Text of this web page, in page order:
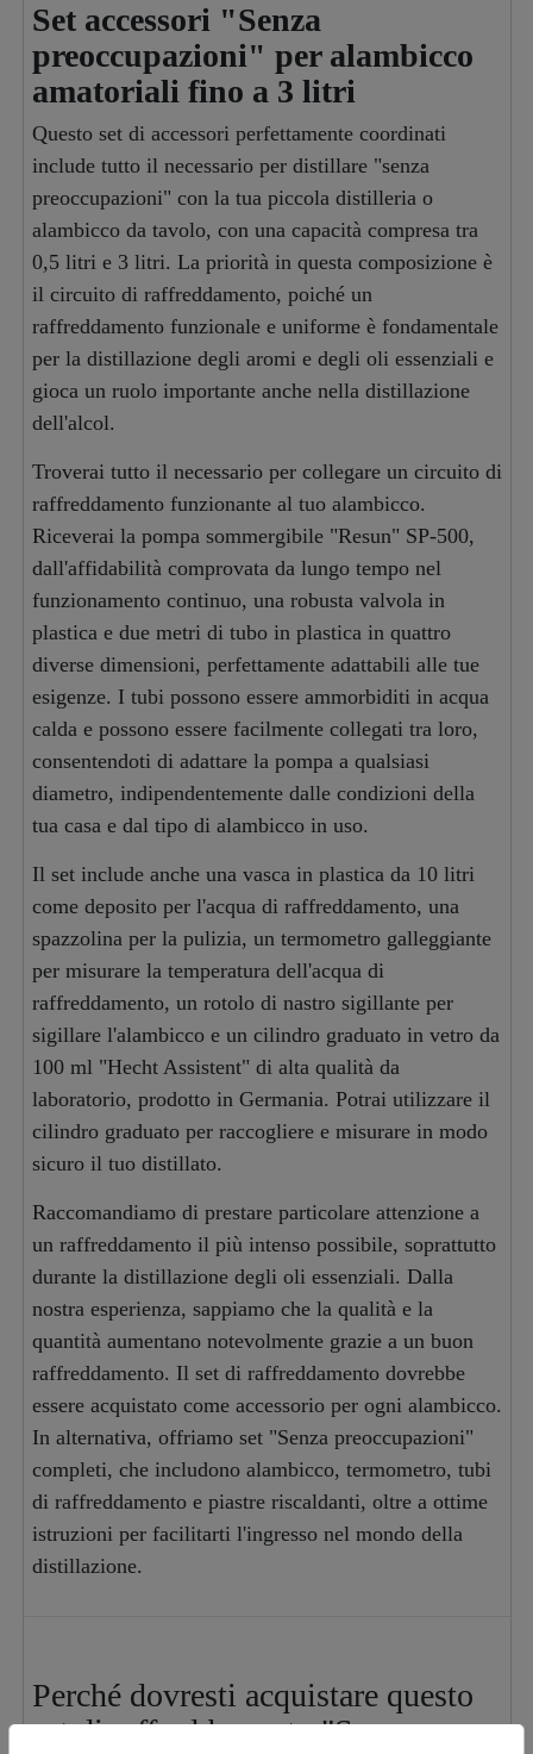
Set accessori "Senza
preoccupazioni" per alambicco
amatoriali fino a 3 litri
Questo set di accessori perfettamente coordinati
include tutto il necessario per distillare "senza
preoccupazioni" con la tua piccola distilleria o
alambicco da tavolo, con una capacità compresa tra
0,5 litri e 3 litri. La priorità in questa composizione è
il circuito di raffreddamento, poiché un
raffreddamento funzionale e uniforme è fondamentale
per la distillazione degli aromi e degli oli essenziali e
gioca un ruolo importante anche nella distillazione
dell'alcol.
Troverai tutto il necessario per collegare un circuito di
raffreddamento funzionante al tuo alambicco.
Riceverai la pompa sommergibile "Resun" SP-500,
dall'affidabilità comprovata da lungo tempo nel
funzionamento continuo, una robusta valvola in
plastica e due metri di tubo in plastica in quattro
diverse dimensioni, perfettamente adattabili alle tue
esigenze. I tubi possono essere ammorbiditi in acqua
calda e possono essere facilmente collegati tra loro,
consentendoti di adattare la pompa a qualsiasi
diametro, indipendentemente dalle condizioni della
tua casa e dal tipo di alambicco in uso.
Il set include anche una vasca in plastica da 10 litri
come deposito per l'acqua di raffreddamento, una
spazzolina per la pulizia, un termometro galleggiante
per misurare la temperatura dell'acqua di
raffreddamento, un rotolo di nastro sigillante per
sigillare l'alambicco e un cilindro graduato in vetro da
100 ml "Hecht Assistent" di alta qualità da
laboratorio, prodotto in Germania. Potrai utilizzare il
cilindro graduato per raccogliere e misurare in modo
sicuro il tuo distillato.
Raccomandiamo di prestare particolare attenzione a
un raffreddamento il più intenso possibile, soprattutto
durante la distillazione degli oli essenziali. Dalla
nostra esperienza, sappiamo che la qualità e la
quantità aumentano notevolmente grazie a un buon
raffreddamento. Il set di raffreddamento dovrebbe
essere acquistato come accessorio per ogni alambicco.
In alternativa, offriamo set "Senza preoccupazioni"
completi, che includono alambicco, termometro, tubi
di raffreddamento e piastre riscaldanti, oltre a ottime
istruzioni per facilitarti l'ingresso nel mondo della
distillazione.
Perché dovresti acquistare questo
set di raffreddamento "Senza